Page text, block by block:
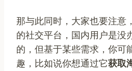
那与此同时，大家也要注意
的社交平台，国内用户是没
的，但基于某些需求，你可
趣，比如说你想通过它获取